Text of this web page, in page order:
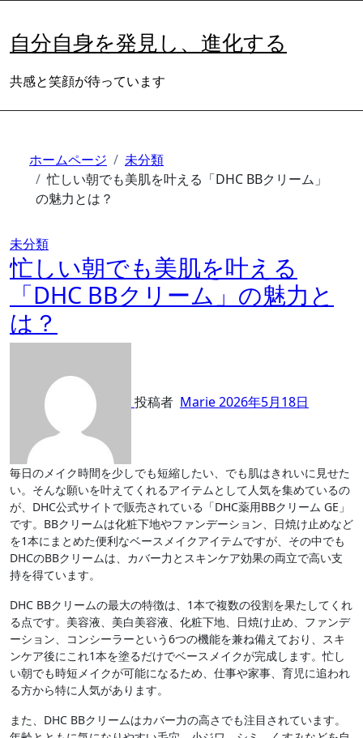
を
キ
ッ
自分自身を発見し、進化する
共感と笑顔が待っています
ホームページ
未分類
忙しい朝でも美肌を叶える「DHC BBクリーム」
の魅力とは？
未分類
忙しい朝でも美肌を叶える
「DHC BBクリーム」の魅力と
は？
投稿者 Marie2026年5月18日
毎日のメイク時間を少しでも短縮したい、でも肌はきれいに見せた
い。そんな願いを叶えてくれるアイテムとして人気を集めているの
が、DHC公式サイトで販売されている「DHC薬用BBクリーム GE」
です。BBクリームは化粧下地やファンデーション、日焼け止めなど
を1本にまとめた便利なベースメイクアイテムですが、その中でも
DHCのBBクリームは、カバー力とスキンケア効果の両立で高い支
持を得ています。
DHC BBクリームの最大の特徴は、1本で複数の役割を果たしてくれ
る点です。美容液、美白美容液、化粧下地、日焼け止め、ファンデ
ーション、コンシーラーという6つの機能を兼ね備えており、スキ
ンケア後にこれ1本を塗るだけでベースメイクが完成します。忙し
い朝でも時短メイクが可能になるため、仕事や家事、育児に追われ
る方から特に人気があります。
また、DHC BBクリームはカバー力の高さでも注目されています。